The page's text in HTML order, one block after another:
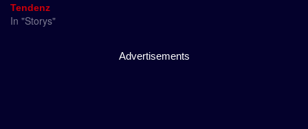
Tendenz
In "Storys"
Advertisements